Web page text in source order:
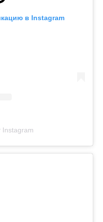
в Instagram
Instagram